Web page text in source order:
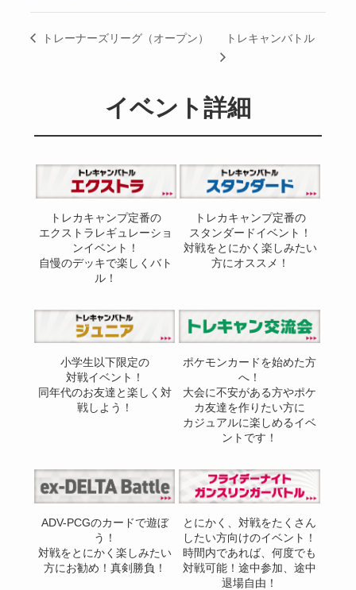
トレーナーズリーグ（オープン） トレキャンバトル
イベント詳細
トレカキャンプ定番の
エクストラレギュレーショ
ンイベント！
自慢のデッキで楽しくバト
ル！
トレカキャンプ定番の
スタンダードイベント！
対戦をとにかく楽しみたい
方にオススメ！
小学生以下限定の
対戦イベント！
同年代のお友達と楽しく対
戦しよう！
ポケモンカードを始めた方
へ！
大会に不安がある方やポケ
カ友達を作りたい方に
カジュアルに楽しめるイベ
ントです！
ADV-PCGのカードで遊ぼ
う！
対戦をとにかく楽しみたい
方にお勧め！真剣勝負！
とにかく、対戦をたくさん
したい方向けのイベント！
時間内であれば、何度でも
対戦可能！途中参加、途中
退場自由！